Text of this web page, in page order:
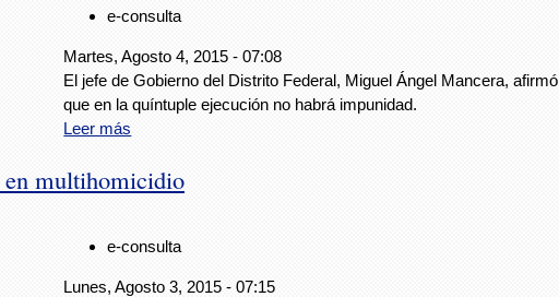
e-consulta
Martes, Agosto 4, 2015 - 07:08
El jefe de Gobierno del Distrito Federal, Miguel Ángel Mancera, afirmó
que en la quíntuple ejecución no habrá impunidad.
Leer más
en multihomicidio
e-consulta
Lunes, Agosto 3, 2015 - 07:15